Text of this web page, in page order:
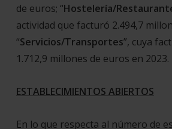
de euros; “Hostelería/
actividad que facturó 2.494,7
“Servicios/Transportes”, cuya
1.712,9 millones de euros en 2023.
ESTABLECIMIENTOS ABIERTOS
En lo que respecta al número de